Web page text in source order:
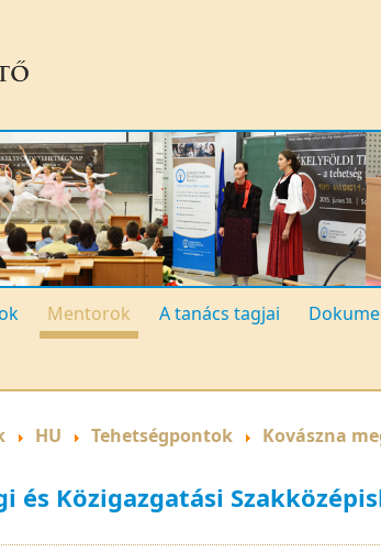
Mentorok A tanács tagjai
HU Tehetségpontok Kovászna
és Közigazgatási